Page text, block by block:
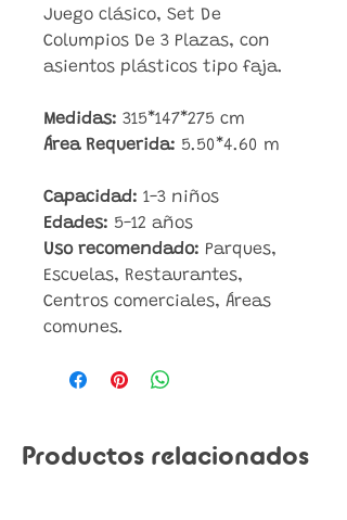
Juego clásico, Set De
Columpios De 3 Plazas, con
asientos plásticos tipo faja.
Medidas: 315*147*275 cm
Área Requerida: 5.50*4.60 m
Capacidad: 1-3 niños
Edades: 5-12 años
Uso recomendado: Parques,
Escuelas, Restaurantes,
Centros comerciales, Áreas
comunes.
Productos relacionados